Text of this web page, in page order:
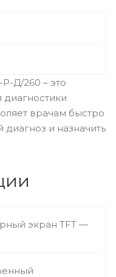
Д/260 – это
врачам быстро
диагноз и назначить
экран TFT —